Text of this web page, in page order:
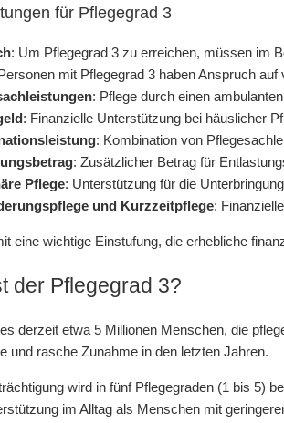
für Pflegegrad 3
: Um Pflegegrad 3 zu erreichen, müssen im
mit Pflegegrad 3 haben Anspruch
: Pflege durch einen
: Finanzielle Unterstützung bei häuslicher
: Kombination von
: Zusätzlicher Betrag für
Pflege: Unterstützung für die
und Kurzzeitpflege:
eine wichtige Einstufung, die erhebliche
der Pflegegrad 3?
derzeit etwa 5 Millionen Menschen, die
und rasche Zunahme in den letzten Jahren.
wird in fünf Pflegegraden (1 bis 5)
im Alltag als Menschen mit